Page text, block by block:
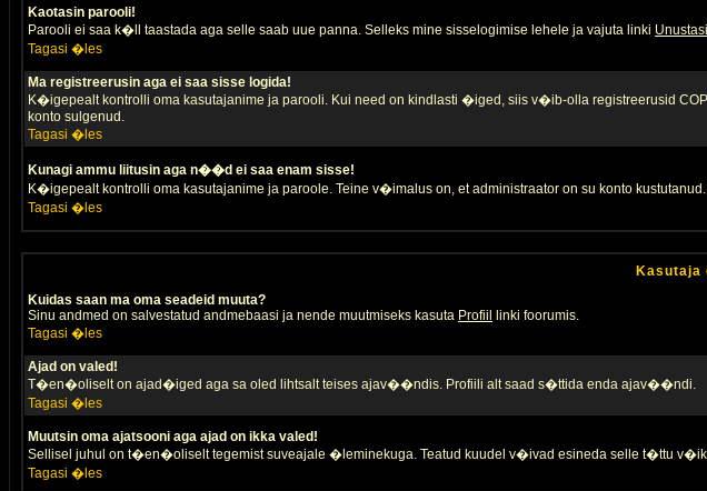
Kaotasin parooli!
Parooli ei saa k�ll taastada aga selle saab uue panna. Selleks mine sisselogimise lehele ja vajuta linki
Tagasi �les
Ma registreerusin aga ei saa sisse logida!
K�igepealt kontrolli oma kasutajanime ja parooli. Kui need on kindlasti �iged, siis v�ib-olla registreerusid
konto sulgenud.
Tagasi �les
Kunagi ammu liitusin aga n��d ei saa enam sisse!
K�igepealt kontrolli oma kasutajanime ja paroole. Teine v�imalus on, et administraator on su konto
Tagasi �les
Kasutaja
Kuidas saan ma oma seadeid muuta?
Sinu andmed on salvestatud andmebaasi ja nende muutmiseks kasuta Profiil
linki foorumis.
Tagasi �les
Ajad on valed!
T�en�oliselt on ajad�iged aga sa oled lihtsalt teises ajav��ndis. Profiili alt saad s�ttida enda ajav��ndi.
Tagasi �les
Muutsin oma ajatsooni aga ajad on ikka valed!
Sellisel juhul on t�en�oliselt tegemist suveajale �leminekuga. Teatud kuudel v�ivad esineda selle t�ttu
Tagasi �les